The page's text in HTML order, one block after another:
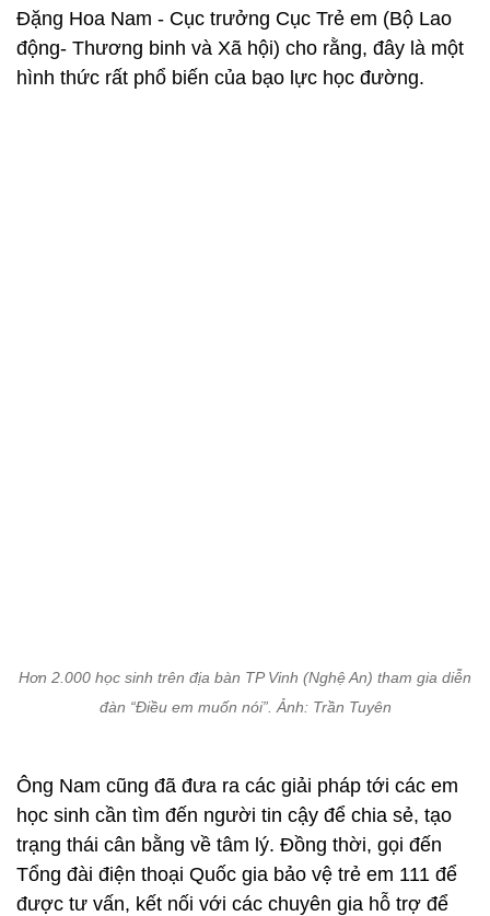
Đặng Hoa Nam - Cục trưởng Cục Trẻ em (Bộ Lao
động- Thương binh và Xã hội) cho rằng, đây là một
hình thức rất phổ biến của bạo lực học đường.
Hơn 2.000 học sinh trên địa bàn TP Vinh (Nghệ An) tham gia diễn
đàn “Điều em muốn nói”. Ảnh: Trần Tuyên
Ông Nam cũng đã đưa ra các giải pháp tới các em
học sinh cần tìm đến người tin cậy để chia sẻ, tạo
trạng thái cân bằng về tâm lý. Đồng thời, gọi đến
Tổng đài điện thoại Quốc gia bảo vệ trẻ em 111 để
được tư vấn, kết nối với các chuyên gia hỗ trợ để